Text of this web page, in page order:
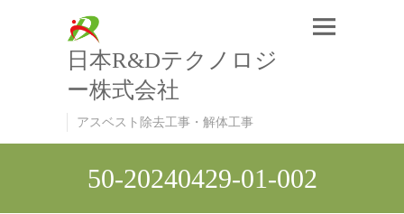
日本R&Dテクノロジ
ー株式会社
アスベスト除去工事・解体工事
50-20240429-01-002